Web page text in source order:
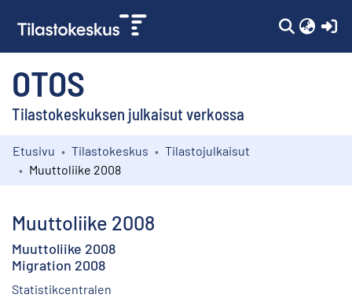
OTOS
Tilastokeskuksen julkaisut verkossa
Kokoelmat
Etusivu Tilastokeskus
Tilastojulkaisut
Muuttoliike 2008
Muuttoliike 2008
Muuttoliike 2008
Migration 2008
Statistikcentralen